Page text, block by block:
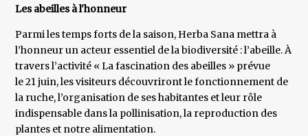
Les abeilles à l'honneur
Parmi les temps forts de la saison, Herba Sana mettra à
l’honneur un acteur essentiel de la biodiversité : l’abeille. À
travers l’activité « La fascination des abeilles » prévue
le 21 juin, les visiteurs découvriront le fonctionnement de
la ruche, l’organisation de ses habitantes et leur rôle
indispensable dans la pollinisation, la reproduction des
plantes et notre alimentation.